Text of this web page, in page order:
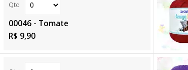
00046 - Tomate
R$ 9,90